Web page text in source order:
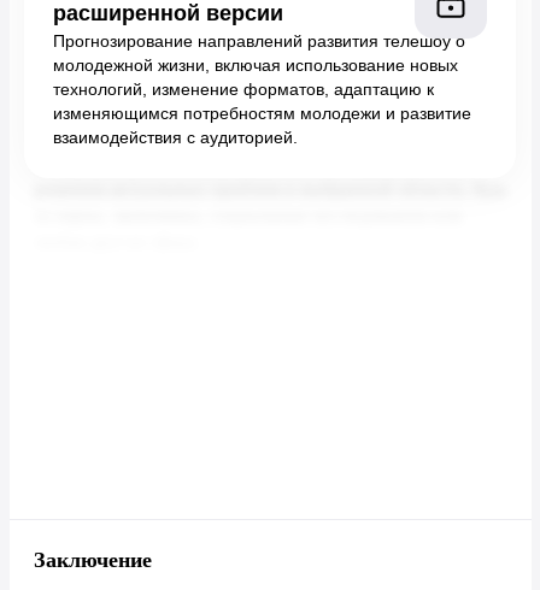
расширенной версии
Прогнозирование направлений развития телешоу о
молодежной жизни, включая использование новых
технологий, изменение форматов, адаптацию к
изменяющимся потребностям молодежи и развитие
взаимодействия с аудиторией.
Заключение